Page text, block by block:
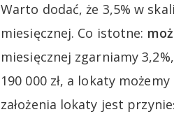
Warto dodać, że 3,5% w
miesięcznej. Co istotne:
miesięcznej zgarniamy
190 000 zł, a lokaty
założenia lokaty jest